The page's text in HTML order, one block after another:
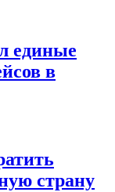
единые
в
страну